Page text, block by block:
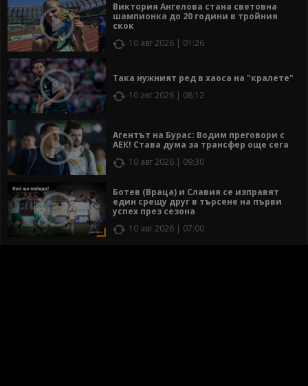
Виктория Ангелова стана световна
шампионка до 20 години в тройния
скок
10 авг 2026 | 01:26
Така нужният ред в хаоса на "кралете"
10 авг 2026 | 08:12
Агентът на Бурас: Водим преговори с
АЕК! Става дума за трансфер още сега
10 авг 2026 | 09:30
Ботев (Враца) и Славия се изправят
един срещу друг в търсене на първи
успех през сезона
10 авг 2026 | 07:00